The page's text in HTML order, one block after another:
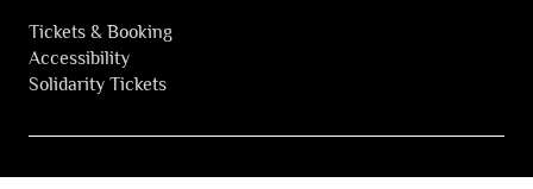
Tickets & Booking
Accessibility
Solidarity Tickets